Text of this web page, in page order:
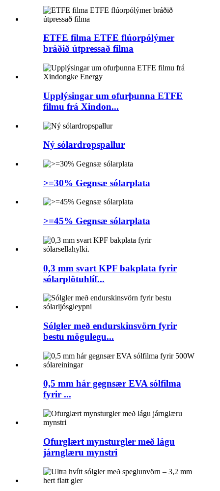
ETFE filma ETFE flúorpólýmer
bráðið útpressað filma
Upplýsingar um ofurþunna ETFE
filmu frá Xindon...
Ný sólardropspallur
>=30% Gegnsæ sólarplata
>=45% Gegnsæ sólarplata
0,3 mm svart KPF bakplata fyrir
sólarplötuhlíf...
Sólgler með endurskinsvörn fyrir
bestu mögulegu...
0,5 mm hár gegnsær EVA sólfilma
fyrir ...
Ofurglært mynsturgler með lágu
járnglæru mynstri